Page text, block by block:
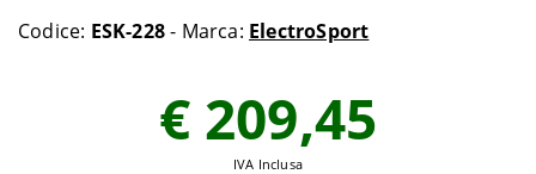
Codice: ESK-228- Marca: ElectroSport
€ 209,45
IVA Inclusa